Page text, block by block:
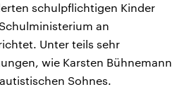
schulpflichtigen Kinder
an
Unter teils sehr
wie Karsten Bühnemann
Sohnes.